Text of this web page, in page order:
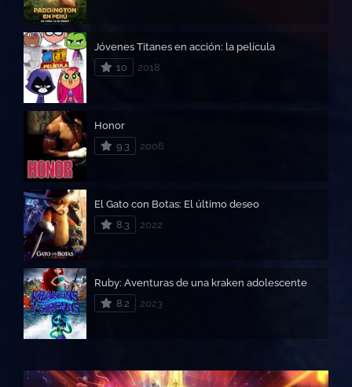
Jóvenes Titanes en acción: la película
10
2018
Honor
9.3
2006
El Gato con Botas: El último deseo
8.3
2022
Ruby: Aventuras de una kraken adolescente
8.2
2023